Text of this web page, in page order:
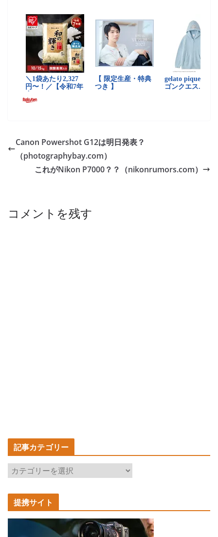
Canon Powershot G12は明日発表？
（photographybay.com）
これがNikon P7000？？（nikonrumors.com）
コメントを残す
記事カテゴリー
記
事
カ
テ
ゴ
提携サイト